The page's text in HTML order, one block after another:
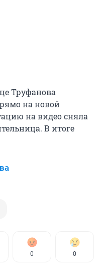
Труфанова
на новой
на видео сняла
В итоге
0 0